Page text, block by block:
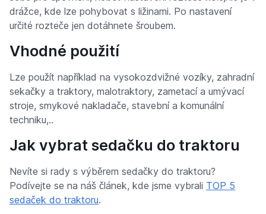
drážce, kde lze pohybovat s ližinami. Po nastavení
určité rozteče jen dotáhnete šroubem.
Vhodné použití
Lze použít například na vysokozdvižné vozíky, zahradní
sekačky a traktory, malotraktory, zametací a umývací
stroje, smykové nakladače, stavební a komunální
techniku,..
Jak vybrat sedačku do traktoru
Nevíte si rady s výběrem sedačky do traktoru?
Podívejte se na náš článek, kde jsme vybrali TOP 5
sedaček do traktoru.